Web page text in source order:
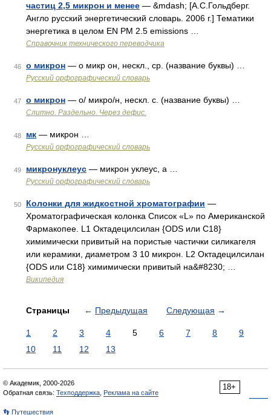
частиц 2,5 микрон и менее — &mdash; [А.С.Гольдберг.
Англо русский энергетический словарь. 2006 г.] Тематики
энергетика в целом EN РМ 2.5 emissions …
Справочник технического переводчика
46 о микрон — о микр он, нескл., ср. (название буквы) …
Русский орфографический словарь
47 о микрон — о/ микро/н, нескл. с. (название буквы) …
Слитно. Раздельно. Через дефис.
48 мк — микрон …
Русский орфографический словарь
49 микронуклеус — микрон уклеус, а …
Русский орфографический словарь
50 Колонки для жидкостной хроматографии —
Хроматографическая колонка Список «L» по Американской
Фармакопее. L1 Октадецилсилан {ODS или C18}
химимически привитый на пористые частички силикагеля
или керамики, диаметром 3 10 микрон. L2 Октадецилсилан
{ODS или C18} химимически привитый на&#8230; …
Википедия
Страницы ← Предыдущая Следующая →
1 2 3 4 5 6 7 8
9
10
11 12 13
18+
© Академик, 2000-2026
Обратная связь: Техподдержка Реклама на сайте
👣 Путешествия